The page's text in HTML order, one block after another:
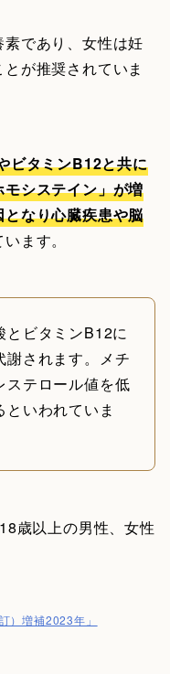
であり、女性は妊
が推奨されていま
ビタミンB12と共に
システイン」が増
なり心臓疾患や脳
ます。
とビタミンB12に
謝されます。メチ
ステロール値を低
いわれていま
歳以上の男性、女性
）増補2023年」